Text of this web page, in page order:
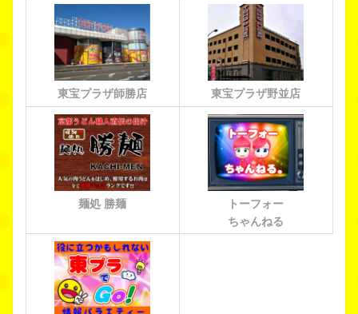
東宝プラザ師勝店 東宝プラザ野並店
麺処 勝麺
トーフォー
ちゃんねる